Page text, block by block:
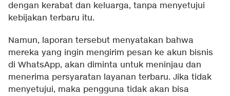
dengan kerabat dan keluarga, tanpa menyetujui
kebijakan terbaru itu.
Namun, laporan tersebut menyatakan bahwa
mereka yang ingin mengirim pesan ke akun bisnis
di WhatsApp, akan diminta untuk meninjau dan
menerima persyaratan layanan terbaru. Jika tidak
menyetujui, maka pengguna tidak akan bisa